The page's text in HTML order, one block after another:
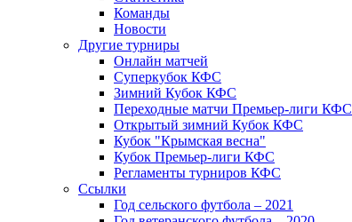
Команды
Новости
Другие турниры
Онлайн матчей
Суперкубок КФС
Зимний Кубок КФС
Переходные матчи Премьер-лиги КФС
Открытый зимний Кубок КФС
Кубок "Крымская весна"
Кубок Премьер-лиги КФС
Регламенты турниров КФС
Ссылки
Год сельского футбола – 2021